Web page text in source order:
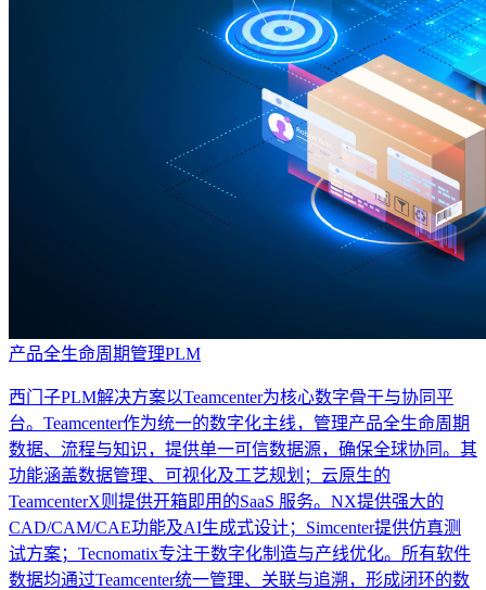
产品全生命周期管理PLM
西门子PLM解决方案以Teamcenter为核心数字骨干与协同平
台。Teamcenter作为统一的数字化主线，管理产品全生命周期
数据、流程与知识，提供单一可信数据源，确保全球协同。其
功能涵盖数据管理、可视化及工艺规划；云原生的
TeamcenterX则提供开箱即用的SaaS 服务。NX提供强大的
CAD/CAM/CAE功能及AI生成式设计；Simcenter提供仿真测
试方案；Tecnomatix专注于数字化制造与产线优化。所有软件
数据均通过Teamcenter统一管理、关联与追溯，形成闭环的数